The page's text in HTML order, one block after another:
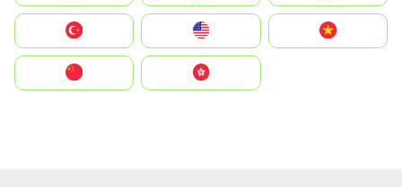
United States
中國香港特別行政區